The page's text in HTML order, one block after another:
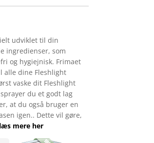
udviklet til din
ingredienser, som
og hygiejnisk. Frimaet
alle dine Fleshlight
vaske dit Fleshlight
du et godt lag
at du også bruger en
igen.. Dette vil gøre,
læs mere her